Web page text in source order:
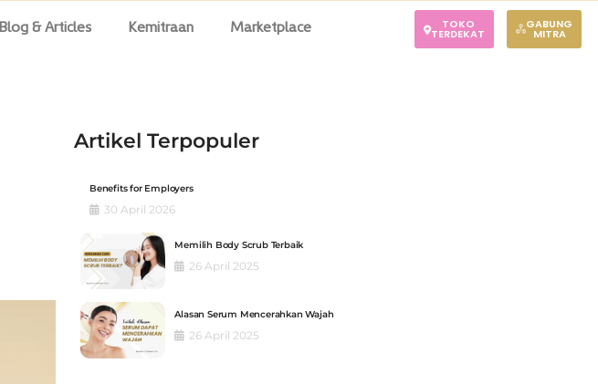
Blog & Articles Kemitraan Marketplace TOKO
TERDEKAT
GABUNG
MITRA
Artikel Terpopuler
Benefits for Employers
30 April 2026
Memilih Body Scrub Terbaik
26 April 2025
Alasan Serum Mencerahkan Wajah
26 April 2025